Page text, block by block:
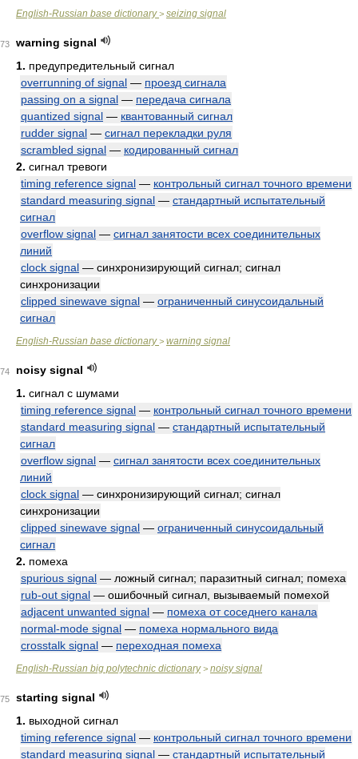
English-Russian base dictionary> seizing signal
73
warning signal
1. предупредительный сигнал
overrunning of signal — проезд сигнала
passing on a signal — передача сигнала
quantized signal — квантованный сигнал
rudder signal — сигнал перекладки руля
scrambled signal — кодированный сигнал
2. сигнал тревоги
timing reference signal — контрольный сигнал точного времени
standard measuring signal — стандартный испытательный
сигнал
overflow signal — сигнал занятости всех соединительных
линий
clock signal — синхронизирующий сигнал; сигнал
синхронизации
clipped sinewave signal — ограниченный синусоидальный
сигнал
English-Russian base dictionary> warning signal
74
noisy signal
1. сигнал с шумами
timing reference signal — контрольный сигнал точного времени
standard measuring signal — стандартный испытательный
сигнал
overflow signal — сигнал занятости всех соединительных
линий
clock signal — синхронизирующий сигнал; сигнал
синхронизации
clipped sinewave signal — ограниченный синусоидальный
сигнал
2. помеха
spurious signal — ложный сигнал; паразитный сигнал; помеха
rub-out signal — ошибочный сигнал, вызываемый помехой
adjacent unwanted signal — помеха от соседнего канала
normal-mode signal — помеха нормального вида
crosstalk signal — переходная помеха
English-Russian big polytechnic dictionary> noisy signal
75
starting signal
1. выходной сигнал
timing reference signal — контрольный сигнал точного времени
standard measuring signal — стандартный испытательный